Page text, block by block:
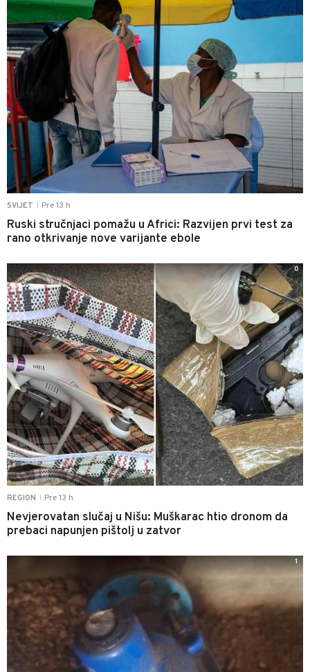
SVIJET Pre 13 h
Ruski stručnjaci pomažu u Africi: Razvijen prvi test za
rano otkrivanje nove varijante ebole
REGION Pre 13 h
Nevjerovatan slučaj u Nišu: Muškarac htio dronom da
prebaci napunjen pištolj u zatvor
0
1